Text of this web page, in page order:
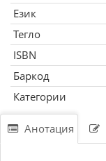
Език
Тегло
ISBN
Баркод
Категории
Анотация